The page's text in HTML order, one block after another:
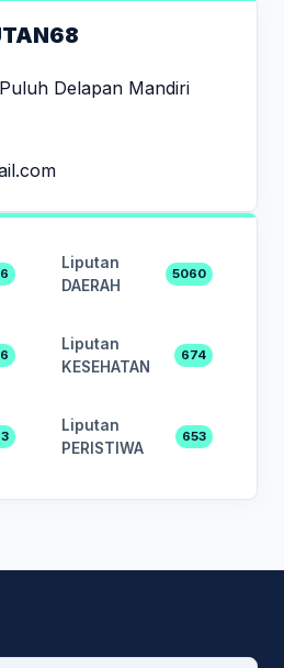
Delapan Mandiri
Liputan
DAERAH
5060
Liputan
KESEHATAN
674
Liputan
PERISTIWA
653